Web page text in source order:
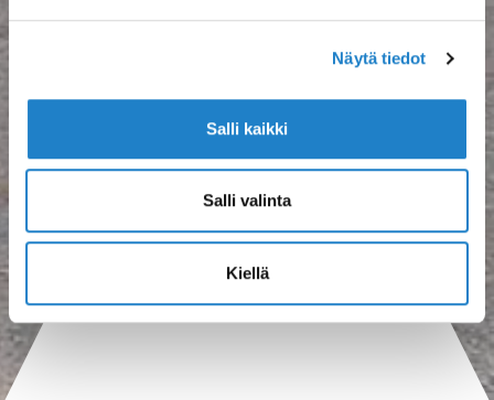
Näytä tiedot
Salli kaikki
Salli valinta
Kiellä